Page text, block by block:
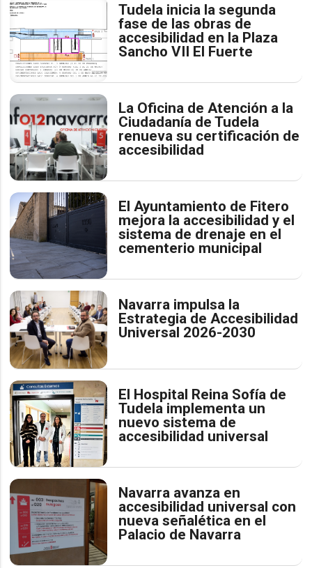
Tudela inicia la segunda
fase de las obras de
accesibilidad en la Plaza
Sancho VII El Fuerte
La Oficina de Atención a la
Ciudadanía de Tudela
renueva su certificación de
accesibilidad
El Ayuntamiento de Fitero
mejora la accesibilidad y el
sistema de drenaje en el
cementerio municipal
Navarra impulsa la
Estrategia de Accesibilidad
Universal 2026-2030
El Hospital Reina Sofía de
Tudela implementa un
nuevo sistema de
accesibilidad universal
Navarra avanza en
accesibilidad universal con
nueva señalética en el
Palacio de Navarra